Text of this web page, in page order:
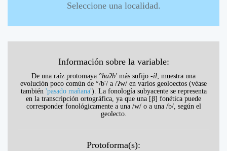
Seleccione una localidad.
Información sobre la variable:
De una raíz protomaya °haʔb' más sufijo -il; muestra una
evolución poco común de °/b'/ a /ʔw/ en varios geoloectos (véase
también 'pasado mañana'). La fonología subyacente se representa
en la transcripción ortográfica, ya que una [β] fonética puede
corresponder fonológicamente a una /w/ o a una /b/, según el
geolecto.
Protoforma(s):